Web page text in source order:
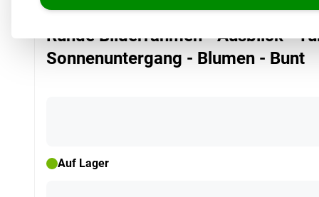
Runde Bilderrahmen - Ausblick -
Sonnenuntergang - Blumen - Bunt
Auf Lager